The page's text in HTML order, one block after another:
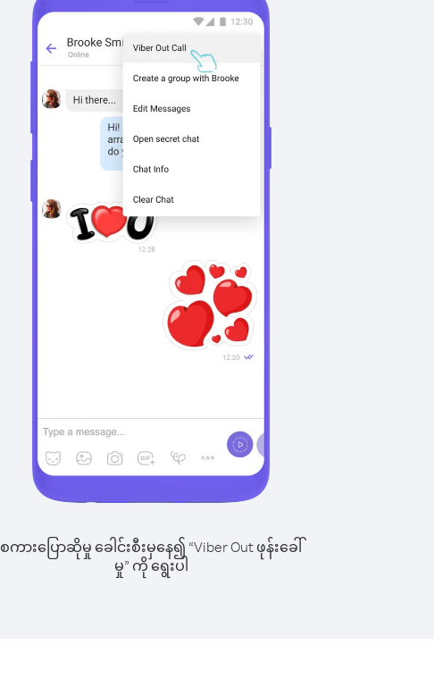
စကားပြောဆိုမှု ခေါင်းစီးမှနေ၍ “Viber Out ဖုန်းခေါ်
မှု” ကို ရွေးပါ